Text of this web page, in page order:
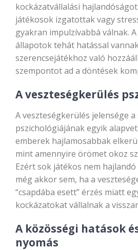
kockázatvállalási
játékosok izgatottak vagy
gyakran impulzívabbá válnak.
állapotok tehát hatással
szerencsejátékhoz való
szempontot ad a döntések
A veszteségkerülés
A veszteségkerülés jelensége
pszichológiájának egyik
emberek hajlamosabbak
mint amennyire örömet okoz
Ezért sok játékos nem
még akkor sem, ha a
“csapdába esett” érzés miatt
kockázatokat vállalnak a
A közösségi hatások
nyomás